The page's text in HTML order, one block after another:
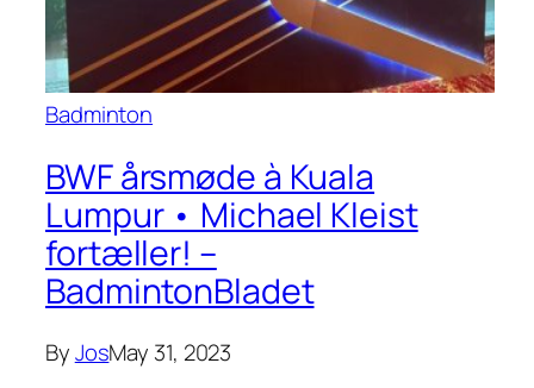
Badminton
BWF årsmøde à Kuala
Lumpur • Michael Kleist
fortæller! –
BadmintonBladet
ByJosMay 31, 2023